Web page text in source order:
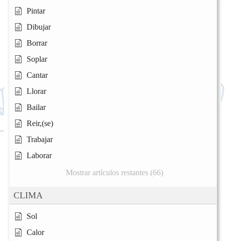
Pintar
Dibujar
Borrar
Soplar
Cantar
Llorar
Bailar
Reir,(se)
Trabajar
Laborar
Mostrar artículos restantes (66)
CLIMA
Sol
Calor